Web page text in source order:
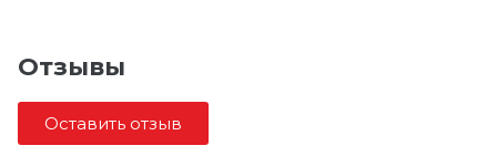
Отзывы
Оставить отзыв